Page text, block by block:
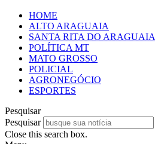
HOME
ALTO ARAGUAIA
SANTA RITA DO ARAGUAIA
POLÍTICA MT
MATO GROSSO
POLICIAL
AGRONEGÓCIO
ESPORTES
Pesquisar
Pesquisar
Close this search box.